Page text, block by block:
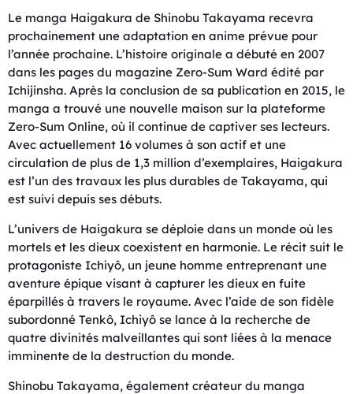
Le manga Haigakura de Shinobu Takayama recevra
prochainement une adaptation en anime prévue pour
l’année prochaine. L’histoire originale a débuté en 2007
dans les pages du magazine Zero-Sum Ward édité par
Ichijinsha. Après la conclusion de sa publication en 2015, le
manga a trouvé une nouvelle maison sur la plateforme
Zero-Sum Online, où il continue de captiver ses lecteurs.
Avec actuellement 16 volumes à son actif et une
circulation de plus de 1,3 million d’exemplaires, Haigakura
est l’un des travaux les plus durables de Takayama, qui
est suivi depuis ses débuts.
L’univers de Haigakura se déploie dans un monde où les
mortels et les dieux coexistent en harmonie. Le récit suit le
protagoniste Ichiyô, un jeune homme entreprenant une
aventure épique visant à capturer les dieux en fuite
éparpillés à travers le royaume. Avec l’aide de son fidèle
subordonné Tenkô, Ichiyô se lance à la recherche de
quatre divinités malveillantes qui sont liées à la menace
imminente de la destruction du monde.
Shinobu Takayama, également créateur du manga